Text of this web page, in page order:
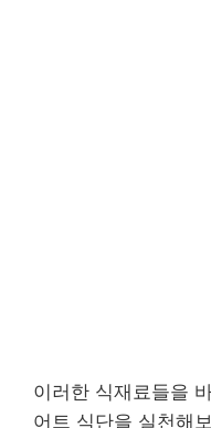
이러한 식재료들을
어트 식단을 실천해